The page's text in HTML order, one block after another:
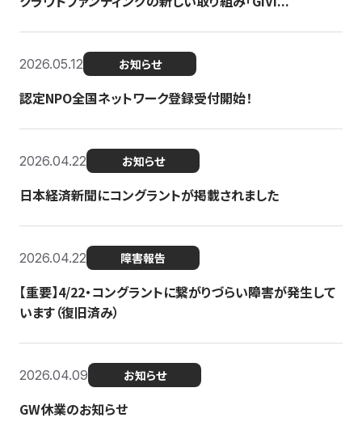
2026.05.12 お知らせ
認定NPO全国ネットワーク登録受付開始！
2026.04.22 お知らせ
日本経済新聞にコングラントが掲載されました
2026.04.22 障害報告
【重要】4/22・コングラントに繋がりづらい障害が発生して
います（復旧済み）
2026.04.09 お知らせ
GW休業のお知らせ